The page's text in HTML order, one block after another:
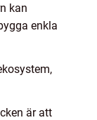
kan
enkla
är att